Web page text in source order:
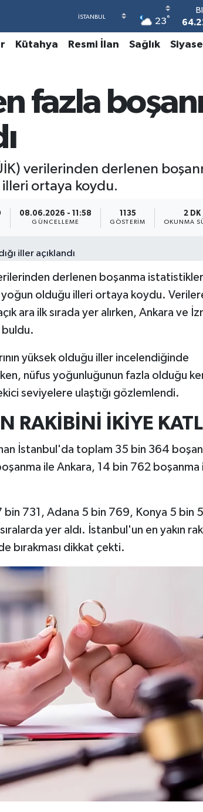
23°
Kütahya Resmi İlan Sağlık
fazla
verilerinden derlenen
illeri ortaya koydu.
08.06.2026 - 11:58
GÜNCELLEME
1135
GÖSTERIM
2 DK
OKUNMA
derlenen boşanma
yoğun olduğu illeri ortaya koydu.
ara ilk sırada yer alırken, Ankara ve
buldu.
yüksek olduğu iller incelendiğinde
nüfus yoğunluğunun fazla olduğu
seviyelere ulaştığı gözlemlendi.
RAKİBİNİ İKİYE
İstanbul'da toplam 35 bin 364
ile Ankara, 14 bin 762 boşanma
bin 731, Adana 5 bin 769, Konya 5 bin
yer aldı. İstanbul'un en yakın
bırakması dikkat çekti.